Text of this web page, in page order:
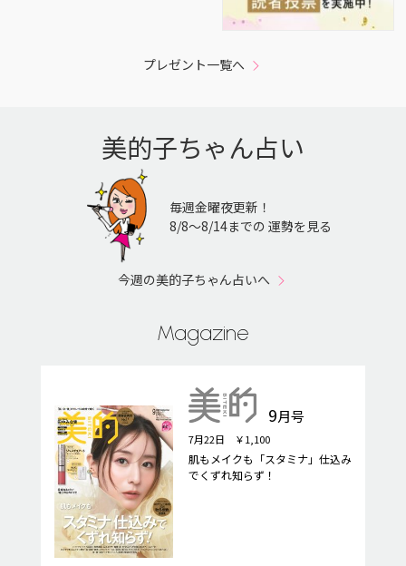
プレゼント一覧へ
美的子ちゃん占い
毎週金曜夜更新！
8/8〜8/14までの 運勢を見る
今週の美的子ちゃん占いへ
Magazine
9月号
7月22日 ￥1,100
肌もメイクも「スタミナ」仕込み
でくずれ知らず！